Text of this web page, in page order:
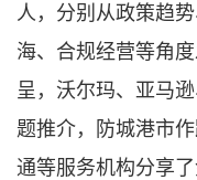
人，分别从政策趋
海、合规经营等角
呈，沃尔玛、亚马
题推介，防城港市
通等服务机构分享